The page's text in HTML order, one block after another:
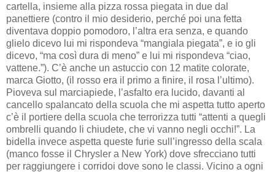
cartella, insieme alla pizza rossa piegata in due dal
panettiere (contro il mio desiderio, perché poi una fetta
diventava doppio pomodoro, l’altra era senza, e quando
glielo dicevo lui mi rispondeva “mangiala piegata”, e io gli
dicevo, “ma così dura di meno” e lui mi rispondeva “ciao,
vattene.”). C’è anche un astuccio con 12 matite colorate,
marca Giotto, (il rosso era il primo a finire, il rosa l’ultimo).
Pioveva sul marciapiede, l’asfalto era lucido, davanti al
cancello spalancato della scuola che mi aspetta tutto aperto
c’è il portiere della scuola che terrorizza tutti “attenti a quegli
ombrelli quando li chiudete, che vi vanno negli occhi!”. La
bidella invece aspetta queste furie sull’ingresso della scala
(manco fosse il Chrysler a New York) dove sfrecciano tutti
per raggiungere i corridoi dove sono le classi. Vicino a ogni